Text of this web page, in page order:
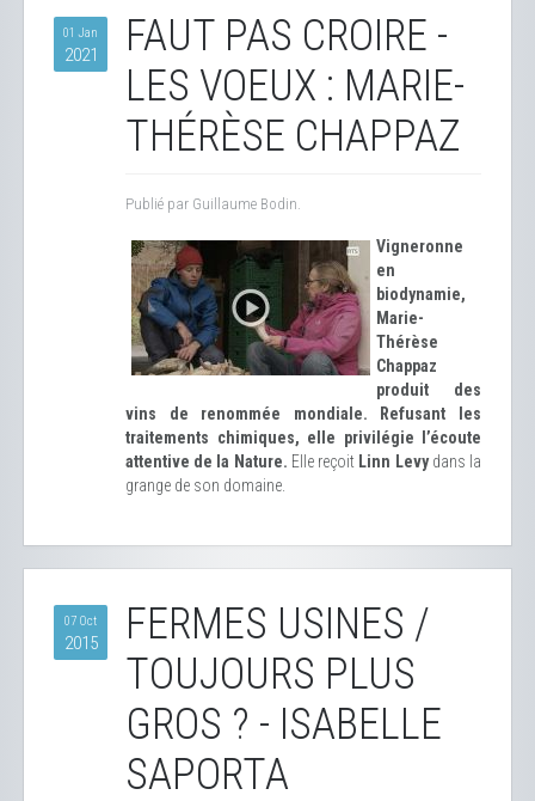
01 Jan
2021
FAUT PAS CROIRE -
LES VOEUX : MARIE-
THÉRÈSE CHAPPAZ
Publié par Guillaume Bodin.
Vigneronne
en
biodynamie,
Marie-
Thérèse
Chappaz
produit des
vins de renommée mondiale. Refusant les
traitements chimiques, elle privilégie l’écoute
attentive de la Nature. Elle reçoit Linn Levydans la
grange de son domaine.
07 Oct
2015
FERMES USINES /
TOUJOURS PLUS
GROS ? - ISABELLE
SAPORTA